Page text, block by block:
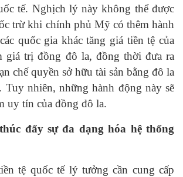
tế. Nghịch lý này không thể được
trừ khi chính phủ Mỹ có thêm hành
quốc gia khác tăng giá tiền tệ của
giá trị đồng đô la, đồng thời đưa ra
chế quyền sở hữu tài sản bằng đô la
Tuy nhiên, những hành động này sẽ
uy tín của đồng đô la.
đẩy sự đa dạng hóa hệ thống
tệ quốc tế lý tưởng cần cung cấp